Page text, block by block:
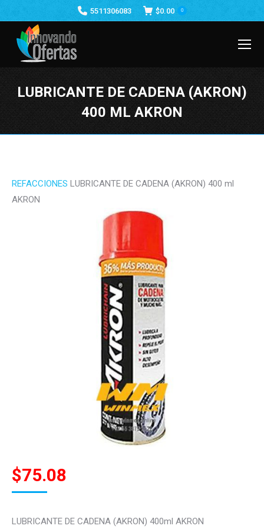
5511306083 $0.00 0
LUBRICANTE DE CADENA (AKRON)
400 ML AKRON
REFACCIONES LUBRICANTE DE CADENA (AKRON) 400 ml
AKRON
$75.08
LUBRICANTE DE CADENA (AKRON) 400ml AKRON